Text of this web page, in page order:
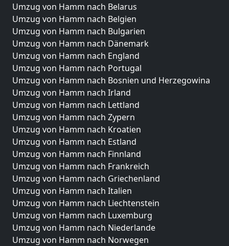
Umzug von Hamm nach Belarus
Umzug von Hamm nach Belgien
Umzug von Hamm nach Bulgarien
Umzug von Hamm nach Dänemark
Umzug von Hamm nach England
Umzug von Hamm nach Portugal
Umzug von Hamm nach Bosnien und Herzegowina
Umzug von Hamm nach Irland
Umzug von Hamm nach Lettland
Umzug von Hamm nach Zypern
Umzug von Hamm nach Kroatien
Umzug von Hamm nach Estland
Umzug von Hamm nach Finnland
Umzug von Hamm nach Frankreich
Umzug von Hamm nach Griechenland
Umzug von Hamm nach Italien
Umzug von Hamm nach Liechtenstein
Umzug von Hamm nach Luxemburg
Umzug von Hamm nach Niederlande
Umzug von Hamm nach Norwegen